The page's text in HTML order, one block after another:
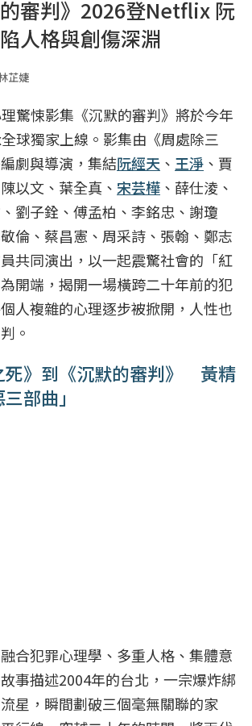
審判》2026登Netflix 阮
人格與創傷深淵
芷婕
驚悚影集《沉默的審判》將於今年
球獨家上線。影集由《周處除三
劇與導演，集結阮經天 、 王淨 、賈
陳以文、葉全真、 宋芸樺 、薛仕淩、
劉子銓、傅孟柏、李銘忠、謝瓊
倫、蔡昌憲、周采詩、張翰、鄭志
共同演出，以一起震驚社會的「紅
開端，揭開一場橫跨二十年前的犯
人複雜的心理逐步被掀開，人性也
。
死》到《沉默的審判》 黃精
部曲」
合犯罪心理學、多重人格、集體意
事描述2004年的台北，一宗爆炸綁
星，瞬間劃破三個毫無關聯的家